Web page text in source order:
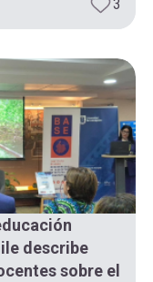
3
describe
sobre el